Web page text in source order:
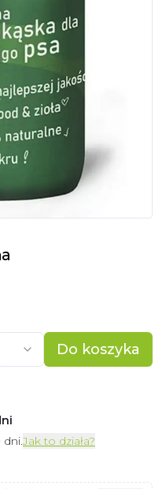
Do koszyka
dni.Jak to działa?